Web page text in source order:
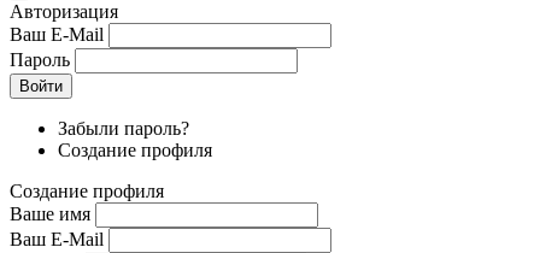
Авторизация
Ваш E-Mail
Пароль
Войти
Забыли пароль?
Создание профиля
Создание профиля
Ваше имя
Ваш E-Mail